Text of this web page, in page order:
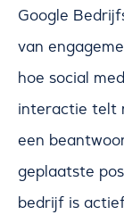
Google
van
hoe social
interactie telt
een
geplaatste
bedrijf is